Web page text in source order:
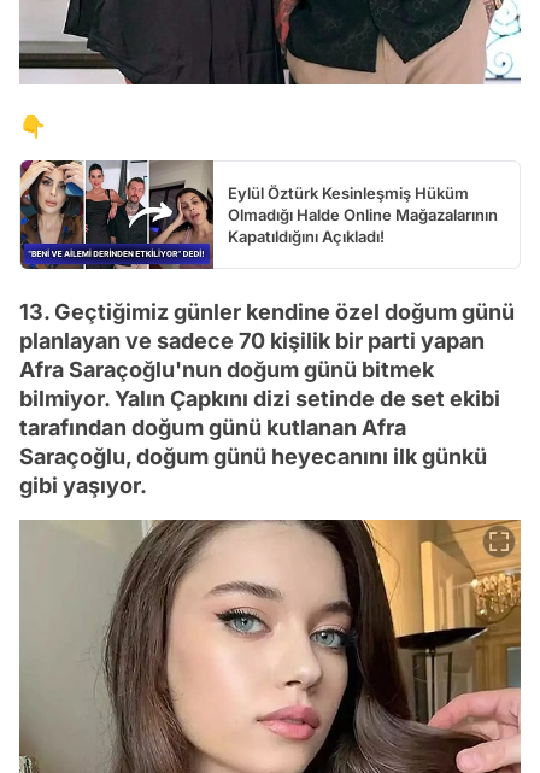
👇
Eylül Öztürk Kesinleşmiş Hüküm
Olmadığı Halde Online Mağazalarının
Kapatıldığını Açıkladı!
13. Geçtiğimiz günler kendine özel doğum günü
planlayan ve sadece 70 kişilik bir parti yapan
Afra Saraçoğlu'nun doğum günü bitmek
bilmiyor. Yalın Çapkını dizi setinde de set ekibi
tarafından doğum günü kutlanan Afra
Saraçoğlu, doğum günü heyecanını ilk günkü
gibi yaşıyor.